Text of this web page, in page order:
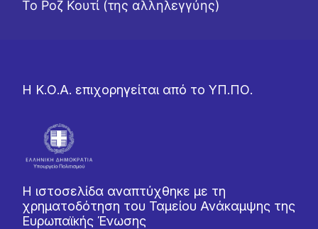
Το Ροζ Κουτί (της αλληλεγγύης)
Η Κ.Ο.Α. επιχορηγείται από το ΥΠ.ΠΟ.
Η ιστοσελίδα αναπτύχθηκε με τη
χρηματοδότηση του Ταμείου Ανάκαμψης της
Ευρωπαϊκής Ένωσης